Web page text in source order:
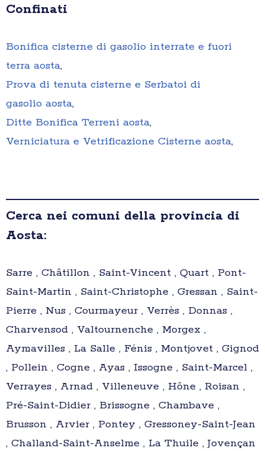
Confinati
Bonifica cisterne di gasolio interrate e fuori
terra aosta,
Prova di tenuta cisterne e Serbatoi di
gasolio aosta,
Ditte Bonifica Terreni aosta,
Verniciatura e Vetrificazione Cisterne aosta,
Cerca nei comuni della provincia di
Aosta:
Sarre , Châtillon , Saint-Vincent , Quart , Pont-
Saint-Martin , Saint-Christophe , Gressan , Saint-
Pierre , Nus , Courmayeur , Verrès , Donnas ,
Charvensod , Valtournenche , Morgex ,
Aymavilles , La Salle , Fénis , Montjovet , Gignod
, Pollein , Cogne , Ayas , Issogne , Saint-Marcel ,
Verrayes , Arnad , Villeneuve , Hône , Roisan ,
Pré-Saint-Didier , Brissogne , Chambave ,
Brusson , Arvier , Pontey , Gressoney-Saint-Jean
, Challand-Saint-Anselme , La Thuile , Jovençan